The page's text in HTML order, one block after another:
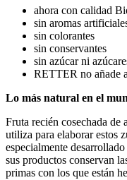
ahora con calidad
sin aromas
sin colorantes
sin conservantes
sin azúcar ni
RETTER no añade
Lo más natural en el
Fruta recién cosechada de
utiliza para elaborar estos
especialmente
sus productos conservan
primas con los que están